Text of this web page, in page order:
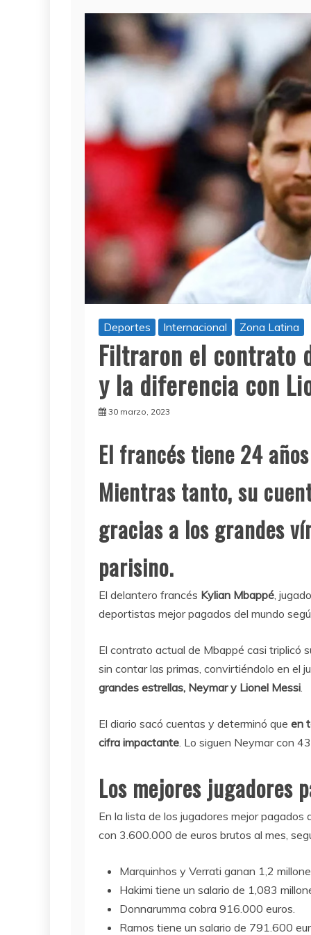
Deportes Internacional Zona Latina
Filtraron el contrato
y la diferencia con
30 marzo, 2023
El francés tiene 24
Mientras tanto, su
gracias a los grandes
parisino.
El delantero francés Kylian Mbappé,
deportistas mejor pagados del mundo
El contrato actual de Mbappé casi triplicó
sin contar las primas, convirtiéndolo en el
grandes estrellas, Neymar y Lionel Messi.
El diario sacó cuentas y determinó que en
cifra impactante. Lo siguen Neymar con
Los mejores jugadores
En la lista de los jugadores mejor
con 3.600.000 de euros brutos al mes,
Marquinhos y Verrati ganan 1,2
Hakimi tiene un salario de 1,083
Donnarumma cobra 916.000 euros.
Ramos tiene un salario de 791.600